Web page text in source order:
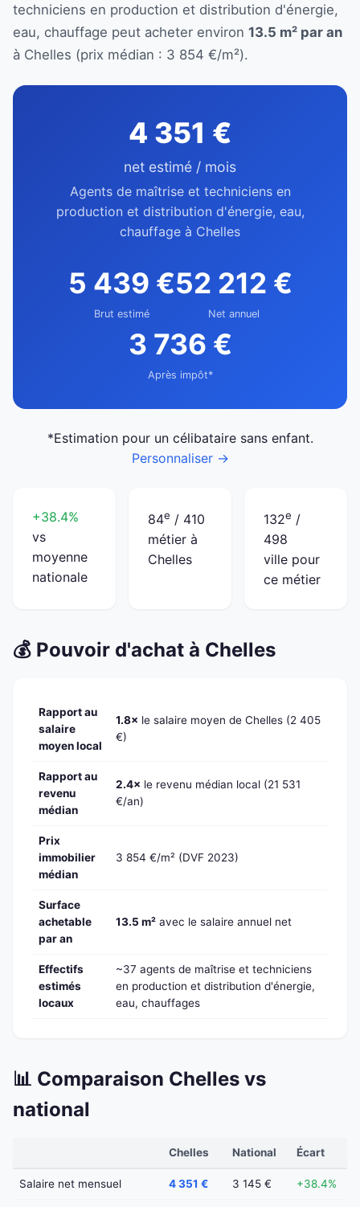
techniciens en production et distribution d'énergie,
eau, chauffage peut acheter environ 13.5 m² par an
à Chelles (prix médian : 3 854 €/m²).
4 351 €
net estimé / mois
Agents de maîtrise et techniciens en
production et distribution d'énergie, eau,
chauffage à Chelles
5 439 €
Brut estimé
52 212 €
Net annuel
3 736 €
Après impôt*
*Estimation pour un célibataire sans enfant.
Personnaliser →
+38.4%
vs
moyenne
nationale
84e / 410
métier à
Chelles
132e /
498
ville pour
ce métier
💰 Pouvoir d'achat à Chelles
Rapport au
salaire
moyen local
1.8× le salaire moyen de Chelles (2 405
€)
Rapport au
revenu
médian
2.4× le revenu médian local (21 531
€/an)
Prix
immobilier
médian
3 854 €/m² (DVF 2023)
Surface
achetable
par an
13.5 m² avec le salaire annuel net
Effectifs
estimés
locaux
~37 agents de maîtrise et techniciens
en production et distribution d'énergie,
eau, chauffages
📊 Comparaison Chelles vs
national
Chelles National Écart
Salaire net mensuel 4 351 € 3 145 € +38.4%